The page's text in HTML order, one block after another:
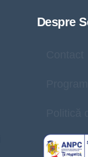
Despre